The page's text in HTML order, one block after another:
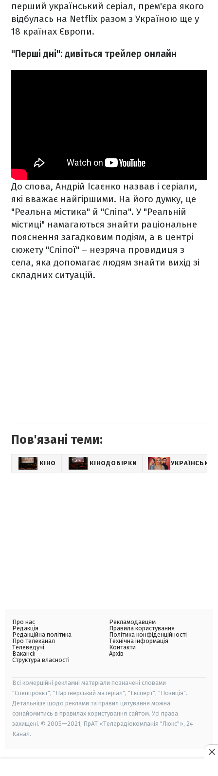
перший український серіал, прем'єра якого
відбулась на Netflix разом з Україною ще у
18 країнах Європи.
"Перші дні": дивіться трейлер онлайн
До слова, Андрій Ісаєнко назвав і серіали,
які вважає найгіршими. На його думку, це
"Реальна містика" й "Сліпа". У "Реальній
містиці" намагаються знайти раціональне
пояснення загадковим подіям, а в центрі
сюжету "Сліпої" – незряча провидиця з
села, яка допомагає людям знайти вихід зі
складних ситуацій.
Пов'язані теми:
КІНО КІНОДОБІРКИ УКРАЇНСЬКІ
Про нас
Редакція
Редакційна політика
Про телеканал
Телеведучі
Вакансії
Структура власності
Рекламодавцям
Правила користування
Політика конфіденційності
Технічна інформація
Контакти
Архів
Всі комерційні рекламні матеріали позначені словами
"Спецпроєкт", "Партнерський матеріал", "Експерт", "Позиція".
Детальніше щодо реклами та правил цитування можна
ознайомитись в правилах користування сайтом. Усі права
захищені. © 2005—2021, ПрАТ «Телерадіокомпанія "Люкс"», 24
Канал.